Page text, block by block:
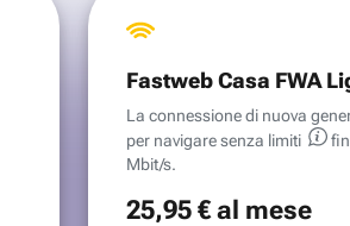
Fastweb Casa FWA
La connessione di nuova
per navigare senza limiti
Mbit/s.
25,95 €al mese